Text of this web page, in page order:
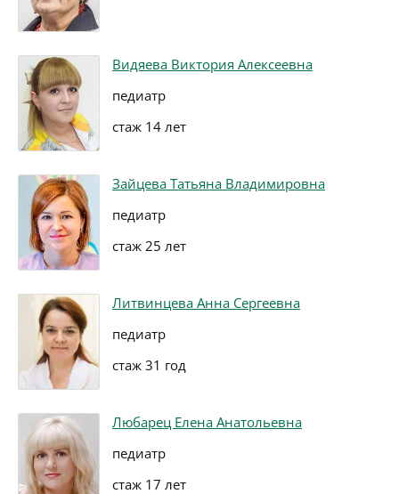
Видяева Виктория Алексеевна
педиатр
стаж 14 лет
Зайцева Татьяна Владимировна
педиатр
стаж 25 лет
Литвинцева Анна Сергеевна
педиатр
стаж 31 год
Любарец Елена Анатольевна
педиатр
стаж 17 лет